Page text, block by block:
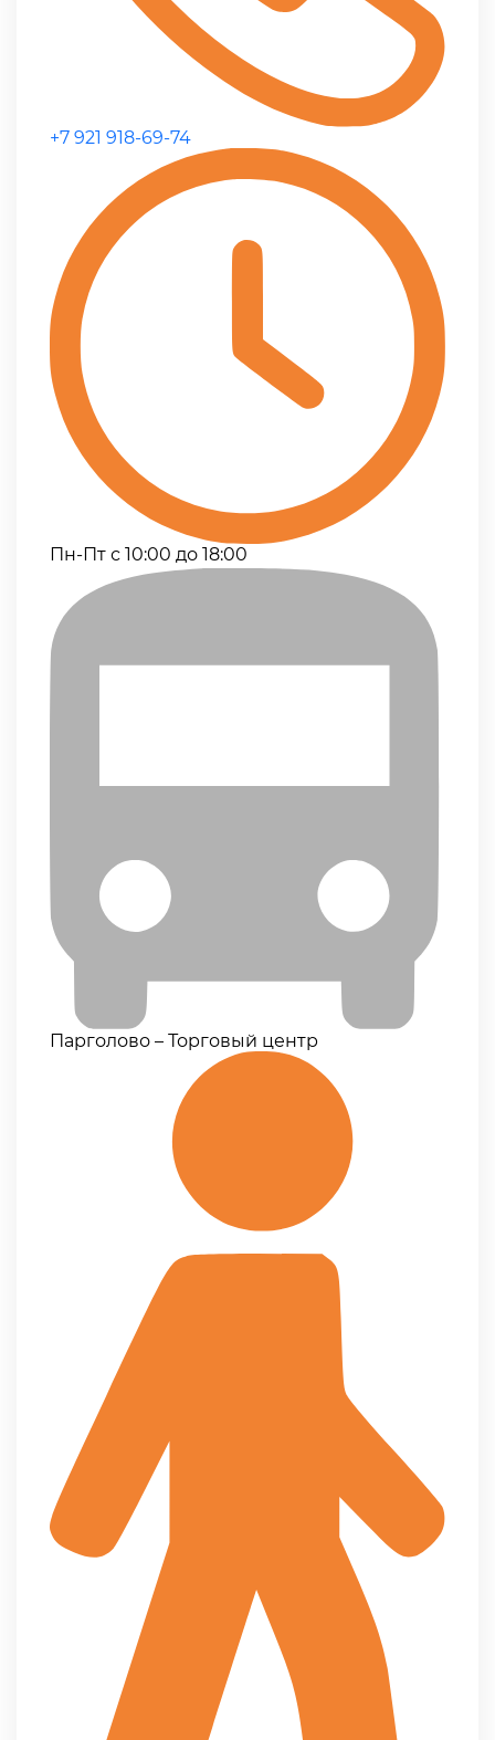
+7 921 918-69-74
Пн-Пт с 10:00 до 18:00
Парголово – Торговый центр